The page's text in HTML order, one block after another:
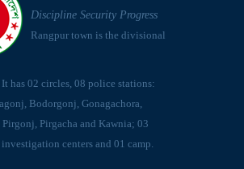
Discipline Security Progress
Rangpur town is the divisional
It has 02 circles, 08 police stations:
Bodorgonj, Gonagachora,
Pirgacha and Kawnia; 03
centers and 01 camp.